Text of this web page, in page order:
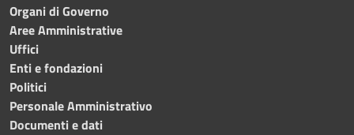
Organi di Governo
Aree Amministrative
Uffici
Enti e fondazioni
Politici
Personale Amministrativo
Documenti e dati